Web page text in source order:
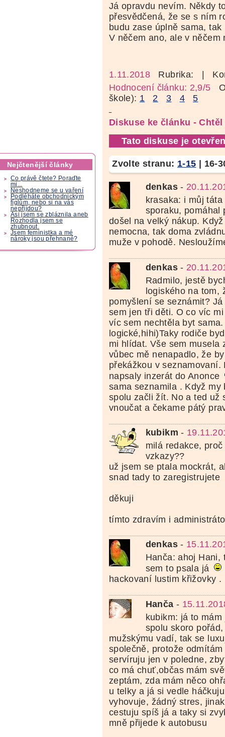
Nejčtenější články
Co právě čtete? Poraďte
mi...
Neshodneme se u vaření
Podléháte obchodnickým
fíglům, nebo si na vás
nepřijdou?
Asi jsem se zbláznila aneb
Rozhodla jsem se
zhubnout.
Jsem feministka a mé
nároky jsou přehnané?
Já opravdu nevím. Někdy
přesvědčená, že se s ním
budu zase úplně sama,
V něčem ano, ale v něčem
1.11.2018 Rubrika:
|
Hodnocení článku: 2,9/5
škole): 1 2 3 4 5
Diskuse ke článku -
Tato diskuse je
Zvolte stranu: 1-15 | 16-
denkas-
krasaka: i můj
sporaku, pomáhal
došel na velký nákup.
nemocna, tak doma
muže v pohodě.
denkas-
Radmilo, jestě
logiského na tom,
pomyšlení se seznámit?
sem jen tři děti. O co víc
víc sem nechtěla byt
logické,hihi)Taky rodiče
mi hlídat. Vše sem musela
vůbec mě nenapadlo, že
překážkou v seznamovaní.
napsaly inzerát do Anonce
sama seznamila . Když my
spolu začli žít. No a ted už
vnoučat a čekame pátý
kubikm -
milá redakce,
vzkazy??
už jsem se ptala mockrát,
snad tady to zaregistrujete
děkuji
tímto zdravím i
denkas-
Hanča: ahoj Hani,
sem to psala já
hackovaní lustim křižovky .
Hanča -
kubikm: já to
spolu skoro
mužskýmu vadí, tak se
společně, protože
servíruju jen v poledne,
co má chuť,občas mám
zeptám, zda mám něco
u telky a já si vedle
vyhovuje, žádný stres,
cestuju spíš já a taky si
mně přijede k autobusu